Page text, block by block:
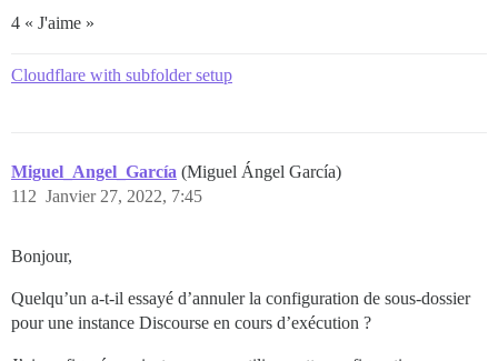
4 « J'aime »
Cloudflare with subfolder setup
Miguel_Angel_García (Miguel Ángel García)
Janvier 27, 2022, 7:45
112
Bonjour,
Quelqu’un a-t-il essayé d’annuler la configuration de sous-dossier
pour une instance Discourse en cours d’exécution ?